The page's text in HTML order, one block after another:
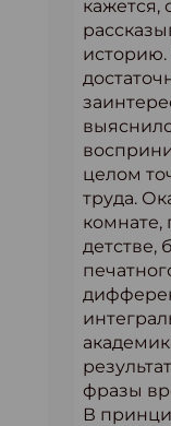
кажется,
историю.
целом
труда.
комнате,
детстве,
фразы
В